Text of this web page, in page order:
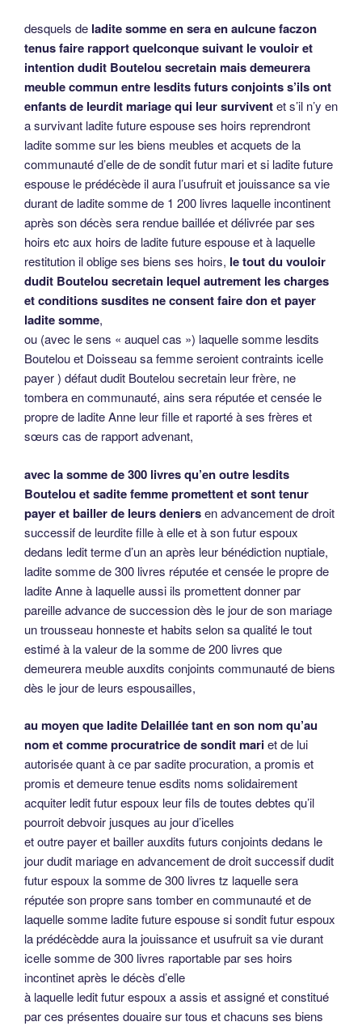
desquels de ladite somme en sera en aulcune faczon
tenus faire rapport quelconque suivant le vouloir et
intention dudit Boutelou secretain mais demeurera
meuble commun entre lesdits futurs conjoints s’ils ont
enfants de leurdit mariage qui leur surviventet s’il n’y en
a survivant ladite future espouse ses hoirs reprendront
ladite somme sur les biens meubles et acquets de la
communauté d’elle de de sondit futur mari et si ladite future
espouse le prédécède il aura l’usufruit et jouissance sa vie
durant de ladite somme de 1 200 livres laquelle incontinent
après son décès sera rendue baillée et délivrée par ses
hoirs etc aux hoirs de ladite future espouse et à laquelle
restitution il oblige ses biens ses hoirs, le tout du vouloir
dudit Boutelou secretain lequel autrement les charges
et conditions susdites ne consent faire don et payer
ladite somme,
ou (avec le sens « auquel cas ») laquelle somme lesdits
Boutelou et Doisseau sa femme seroient contraints icelle
payer ) défaut dudit Boutelou secretain leur frère, ne
tombera en communauté, ains sera réputée et censée le
propre de ladite Anne leur fille et raporté à ses frères et
sœurs cas de rapport advenant,
avec la somme de 300 livres qu’en outre lesdits
Boutelou et sadite femme promettent et sont tenur
payer et bailler de leurs deniersen advancement de droit
successif de leurdite fille à elle et à son futur espoux
dedans ledit terme d’un an après leur bénédiction nuptiale,
ladite somme de 300 livres réputée et censée le propre de
ladite Anne à laquelle aussi ils promettent donner par
pareille advance de succession dès le jour de son mariage
un trousseau honneste et habits selon sa qualité le tout
estimé à la valeur de la somme de 200 livres que
demeurera meuble auxdits conjoints communauté de biens
dès le jour de leurs espousailles,
au moyen que ladite Delaillée tant en son nom qu’au
nom et comme procuratrice de sondit mariet de lui
autorisée quant à ce par sadite procuration, a promis et
promis et demeure tenue esdits noms solidairement
acquiter ledit futur espoux leur fils de toutes debtes qu’il
pourroit debvoir jusques au jour d’icelles
et outre payer et bailler auxdits futurs conjoints dedans le
jour dudit mariage en advancement de droit successif dudit
futur espoux la somme de 300 livres tz laquelle sera
réputée son propre sans tomber en communauté et de
laquelle somme ladite future espouse si sondit futur espoux
la prédécèdde aura la jouissance et usufruit sa vie durant
icelle somme de 300 livres raportable par ses hoirs
incontinet après le décès d’elle
à laquelle ledit futur espoux a assis et assigné et constitué
par ces présentes douaire sur tous et chacuns ses biens